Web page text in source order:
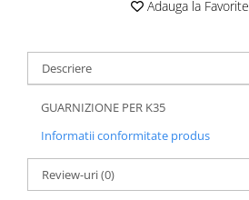
Adauga la Favorite
Descriere
GUARNIZIONE PER K35
Informatii conformitate produs
Review-uri(0)